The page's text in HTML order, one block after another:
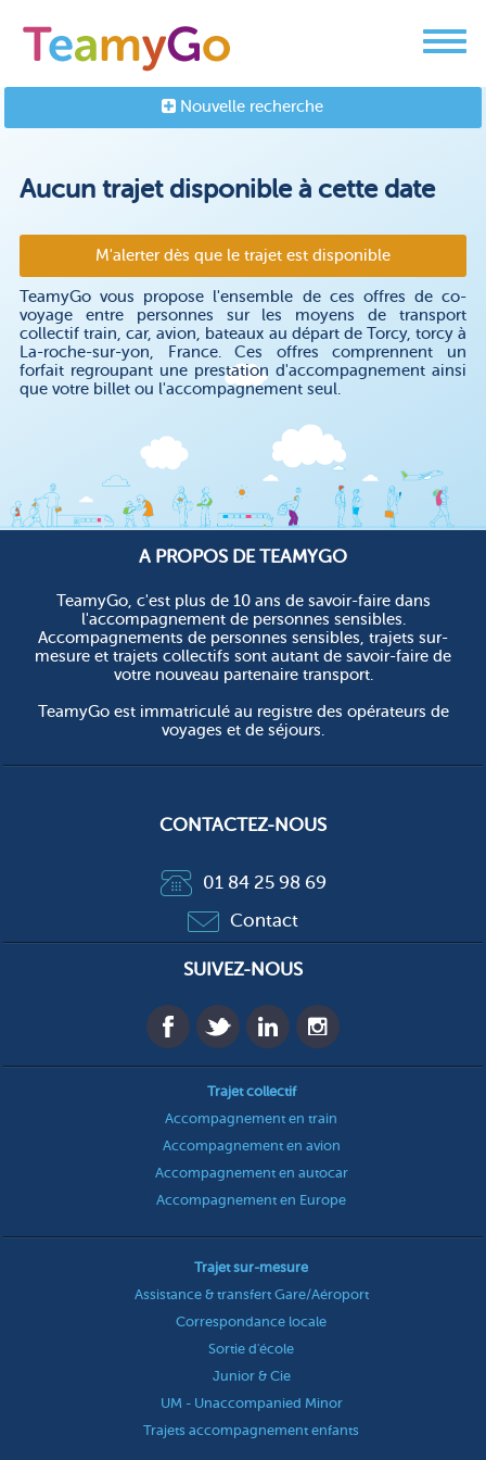
Nouvelle recherche
Aucun trajet disponible à cette date
M'alerter dès que le trajet est disponible
TeamyGo vous propose l'ensemble de ces offres de co-
voyage entre personnes sur les moyens de transport
collectif train, car, avion, bateaux au départ de Torcy, torcy à
La-roche-sur-yon, France. Ces offres comprennent un
forfait regroupant une prestation d'accompagnement ainsi
que votre billet ou l'accompagnement seul.
A PROPOS DE TEAMYGO
TeamyGo, c'est plus de 10 ans de savoir-faire dans
l'accompagnement de personnes sensibles.
Accompagnements de personnes sensibles, trajets sur-
mesure et trajets collectifs sont autant de savoir-faire de
votre nouveau partenaire transport.
TeamyGo est immatriculé au registre des opérateurs de
voyages et de séjours.
CONTACTEZ-NOUS
01 84 25 98 69
Contact
SUIVEZ-NOUS
Trajet collectif
Accompagnement en train
Accompagnement en avion
Accompagnement en autocar
Accompagnement en Europe
Trajet sur-mesure
Assistance & transfert Gare/Aéroport
Correspondance locale
Sortie d'école
Junior & Cie
UM - Unaccompanied Minor
Trajets accompagnement enfants